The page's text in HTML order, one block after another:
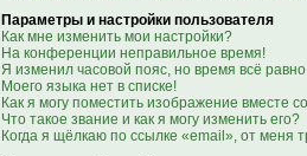
Параметры и настройки пользователя
Как мне изменить мои настройки?
На конференции неправильное время!
Я изменил часовой пояс, но время всё
Моего языка нет в списке!
Как я могу поместить изображение вместе
Что такое звание и как я могу изменить его?
Когда я щёлкаю по ссылке «email», от меня